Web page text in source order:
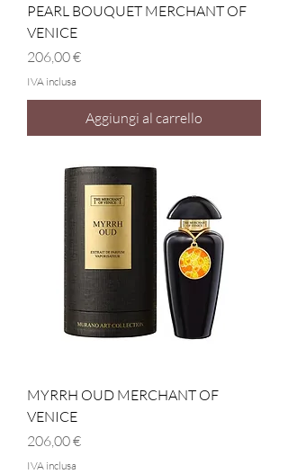
PEARL BOUQUET MERCHANT OF
VENICE
Prezzo
206,00 €
IVA inclusa
Aggiungi al carrello
MYRRH OUD MERCHANT OF
VENICE
Prezzo
206,00 €
IVA inclusa